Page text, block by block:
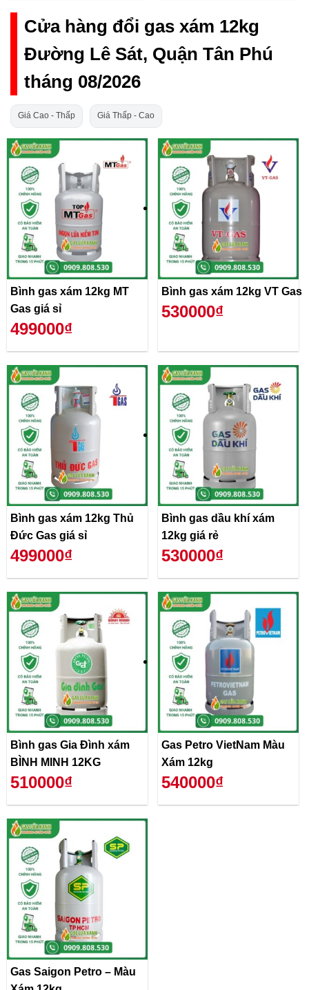
Cửa hàng đổi gas xám 12kg
Đường Lê Sát, Quận Tân Phú
tháng 08/2026
Giá Cao - Thấp Giá Thấp - Cao
Bình gas xám 12kg MT
Gas giá sỉ
499000₫
Bình gas xám 12kg VT Gas
530000₫
Bình gas xám 12kg Thủ
Đức Gas giá sỉ
499000₫
Bình gas dầu khí xám
12kg giá rẻ
530000₫
Bình gas Gia Đình xám
BÌNH MINH 12KG
510000₫
Gas Petro VietNam Màu
Xám 12kg
540000₫
Gas Saigon Petro – Màu